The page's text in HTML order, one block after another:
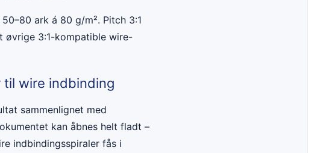
ark á 80 g/m². Pitch 3:1
øvrige 3:1-kompatible wire-
til wire indbinding
sammenlignet med
kan åbnes helt fladt –
indbindingsspiraler fås i